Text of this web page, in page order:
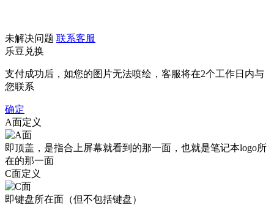
未解决问题 联系客服
乐豆兑换
支付成功后，如您的图片无法喷绘，客服将在2个工作日内与
您联系
确定
A面定义
即顶盖，是指合上屏幕就看到的那一面，也就是笔记本logo所
在的那一面
C面定义
即键盘所在面（但不包括键盘）